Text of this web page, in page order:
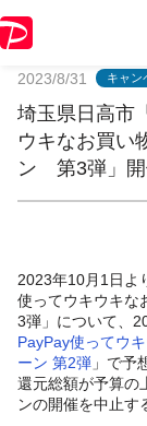
2023/8/31 キャン
埼玉県日高市
ウキなお買い
ン 第3弾」開
2023年10月1日よ
使ってウキウキな
3弾」について、
PayPay使ってウ
ーン 第2弾 」で予
還元総額が予算の
ンの開催を中止す